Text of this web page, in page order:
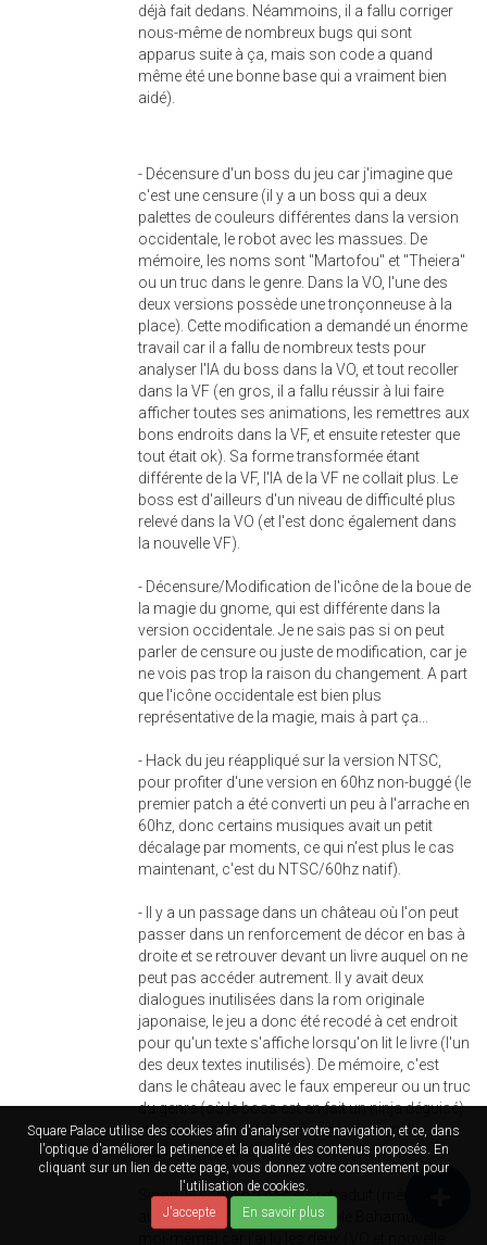
Square Palace utilise des cookies afin d'analyser votre navigation, et ce, dans
l'optique d'améliorer la petinence et la qualité des contenus proposés. En
cliquant sur un lien de cette page, vous donnez votre consentement pour
l'utilisation de cookies.
J'accepte
En savoir plus
déjà fait dedans. Néammoins, il a fallu corriger
nous-même de nombreux bugs qui sont
apparus suite à ça, mais son code a quand
même été une bonne base qui a vraiment bien
aidé).
- Décensure d'un boss du jeu car j'imagine que
c'est une censure (il y a un boss qui a deux
palettes de couleurs différentes dans la version
occidentale, le robot avec les massues. De
mémoire, les noms sont "Martofou" et "Theiera"
ou un truc dans le genre. Dans la VO, l'une des
deux versions possède une tronçonneuse à la
place). Cette modification a demandé un énorme
travail car il a fallu de nombreux tests pour
analyser l'IA du boss dans la VO, et tout recoller
dans la VF (en gros, il a fallu réussir à lui faire
afficher toutes ses animations, les remettres aux
bons endroits dans la VF, et ensuite retester que
tout était ok). Sa forme transformée étant
différente de la VF, l'IA de la VF ne collait plus. Le
boss est d'ailleurs d'un niveau de difficulté plus
relevé dans la VO (et l'est donc également dans
la nouvelle VF).
- Décensure/Modification de l'icône de la boue de
la magie du gnome, qui est différente dans la
version occidentale. Je ne sais pas si on peut
parler de censure ou juste de modification, car je
ne vois pas trop la raison du changement. A part
que l'icône occidentale est bien plus
représentative de la magie, mais à part ça...
- Hack du jeu réappliqué sur la version NTSC,
pour profiter d'une version en 60hz non-buggé (le
premier patch a été converti un peu à l'arrache en
60hz, donc certains musiques avait un petit
décalage par moments, ce qui n'est plus le cas
maintenant, c'est du NTSC/60hz natif).
- Il y a un passage dans un château où l'on peut
passer dans un renforcement de décor en bas à
droite et se retrouver devant un livre auquel on ne
peut pas accéder autrement. Il y avait deux
dialogues inutilisées dans la rom originale
japonaise, le jeu a donc été recodé à cet endroit
pour qu'un texte s'affiche lorsqu'on lit le livre (l'un
des deux textes inutilisés). De mémoire, c'est
dans le château avec le faux empereur ou un truc
du genre (où le boss est en fait un ninja déguisé)
et le texte en question indique justement la
supercherie du boss avant de l'affronter.
Sinon, le script n'a pas été retraduit (même si ça
aurait pu être refait par Le Noble Bahamut ou